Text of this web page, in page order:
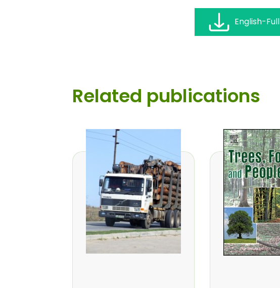
English-Full
Related publications